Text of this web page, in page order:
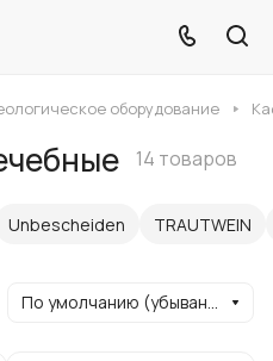
оборудование
14 товаров
Unbescheiden TRAUTWEIN
По умолчанию (убывание)